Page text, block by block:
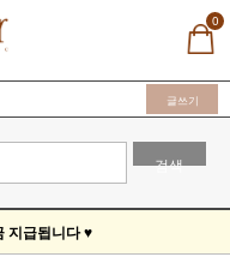
0
글쓰기
검색
지급됩니다 ♥